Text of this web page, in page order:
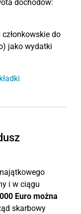
dochodów:
do
jako wydatki
i w ciągu
Euro można
skarbowy